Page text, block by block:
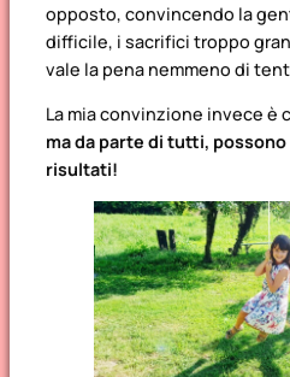
opposto, convincendo la
difficile, i sacrifici troppo
vale la pena nemmeno di
La mia convinzione invece è
ma da parte di tutti,
risultati!